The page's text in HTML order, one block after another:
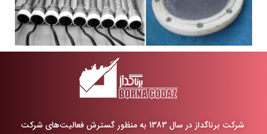
شرکت برناگداز در سال 1383 به منظور گسترش فعالیت‌های شرکت